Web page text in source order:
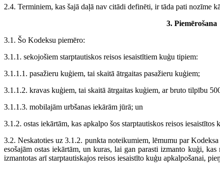
2.4. Terminiem, kas šajā daļā nav citādi definēti, ir tāda pati nozīme
3. Piemērošana
3.1. Šo Kodeksu piemēro:
3.1.1. sekojošiem starptautiskos reisos iesaistītiem kuģu tipiem:
3.1.1.1. pasažieru kuģiem, tai skaitā ātrgaitas pasažieru kuģiem;
3.1.1.2. kravas kuģiem, tai skaitā ātrgaitas kuģiem, ar bruto tilpību
3.1.1.3. mobilajām urbšanas iekārām jūrā; un
3.1.2. ostas iekārtām, kas apkalpo šos starptautiskos reisos iesaistītos
3.2. Neskatoties uz 3.1.2. punkta noteikumiem, lēmumu par
esošajām ostas iekārtām, un kuras, lai gan parasti izmanto kuģi,
izmantotas arī starptautiskajos reisos iesaistīto kuģu apkalpošanai,